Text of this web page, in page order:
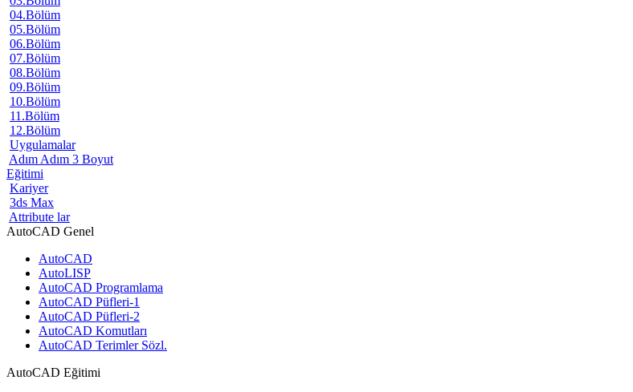
04.Bölüm
05.Bölüm
06.Bölüm
07.Bölüm
08.Bölüm
09.Bölüm
10.Bölüm
11.Bölüm
12.Bölüm
Uygulamalar
Adım Adım 3 Boyut
Eğitimi
Kariyer
3ds Max
Attribute lar
AutoCAD Genel
AutoCAD
AutoLISP
AutoCAD Programlama
AutoCAD Püfleri-1
AutoCAD Püfleri-2
AutoCAD Komutları
AutoCAD Terimler Sözl.
AutoCAD Eğitimi